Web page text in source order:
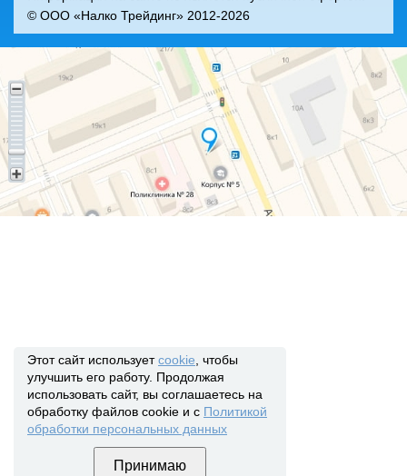
© ООО «Налко Трейдинг» 2012-2026
Этот сайт используетcookie , чтобы
улучшить его работу. Продолжая
использовать сайт, вы соглашаетесь на
обработку файлов cookie и с Политикой
обработки персональных данных